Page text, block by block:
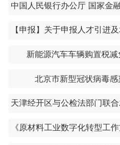
新能源汽车车辆购置税
北京市新型冠状病毒